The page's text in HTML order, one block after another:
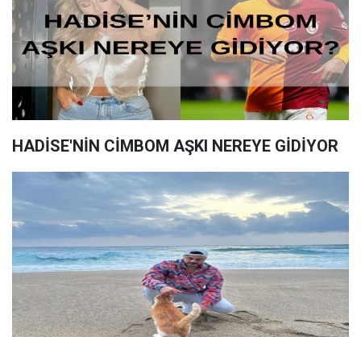
HADİSE'NİN CİMBOM AŞKI NEREYE GİDİYOR